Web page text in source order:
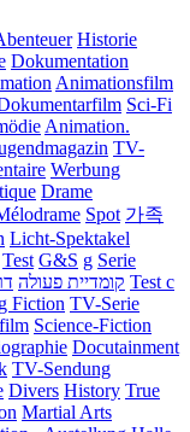
Historie
Dokumentation
Animationsfilm
Sci-Fi
Animation.
TV-
Werbung
Drame
Spot 가족
Licht-Spektakel
Test G&S g Serie
קומדיית פעולה Test c
Fiction TV-Serie
Science-Fiction
Docutainment
TV-Sendung
Divers History True
Martial Arts